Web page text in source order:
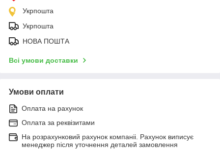
Укрпошта
Укрпошта
НОВА ПОШТА
Всі умови доставки
Умови оплати
Оплата на рахунок
Оплата за реквізитами
На розрахунковий рахунок компаніі. Рахунок виписує
менеджер після уточнення деталей замовлення